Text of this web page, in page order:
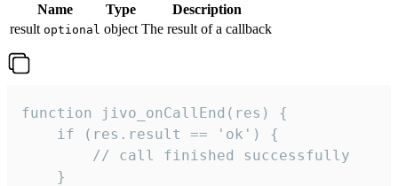
Name Type
Description
result optional object The result of a callback
function jivo_onCallEnd(res) {
    if (res.result == 'ok') {
        // call finished successfully
    }